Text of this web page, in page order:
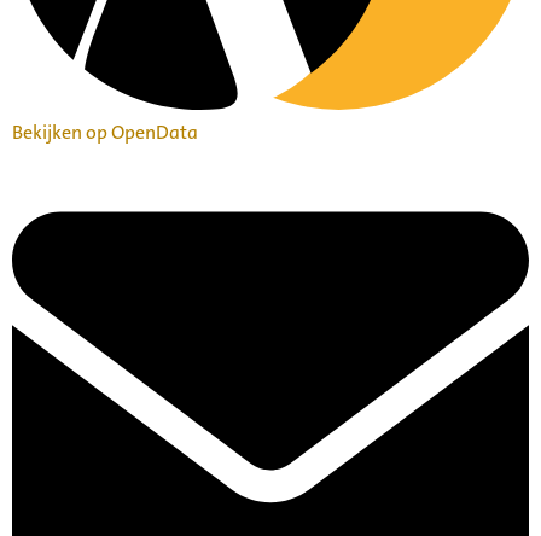
Bekijken op OpenData